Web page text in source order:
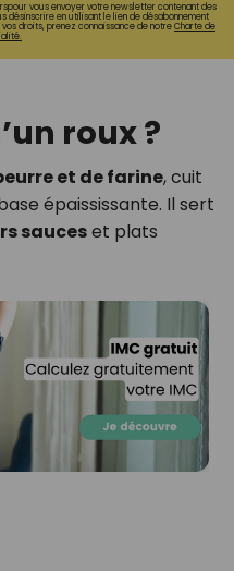
vous envoyer votre newsletter contenant des
désinscrire en utilisant le lien de désabonnement
droits, prenez connaissance de notreCharte de
roux ?
et de farine, cuit
épaississante. Il sert
sauceset plats